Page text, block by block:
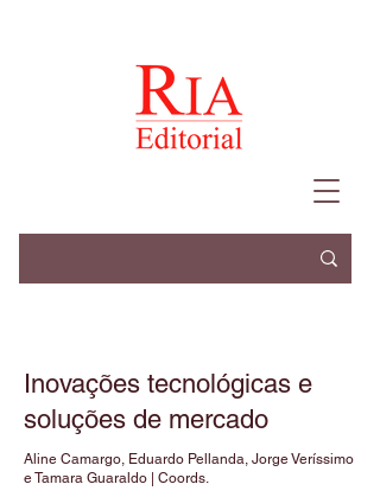
Inovações tecnológicas e
soluções de mercado
Aline Camargo, Eduardo Pellanda, Jorge Veríssimo
e Tamara Guaraldo | Coords.